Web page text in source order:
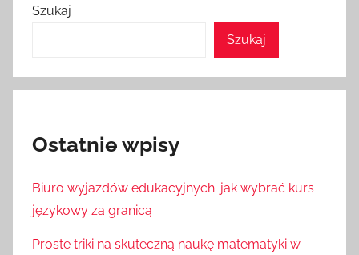
Szukaj
Szukaj
Ostatnie wpisy
Biuro wyjazdów edukacyjnych: jak wybrać kurs
językowy za granicą
Proste triki na skuteczną naukę matematyki w